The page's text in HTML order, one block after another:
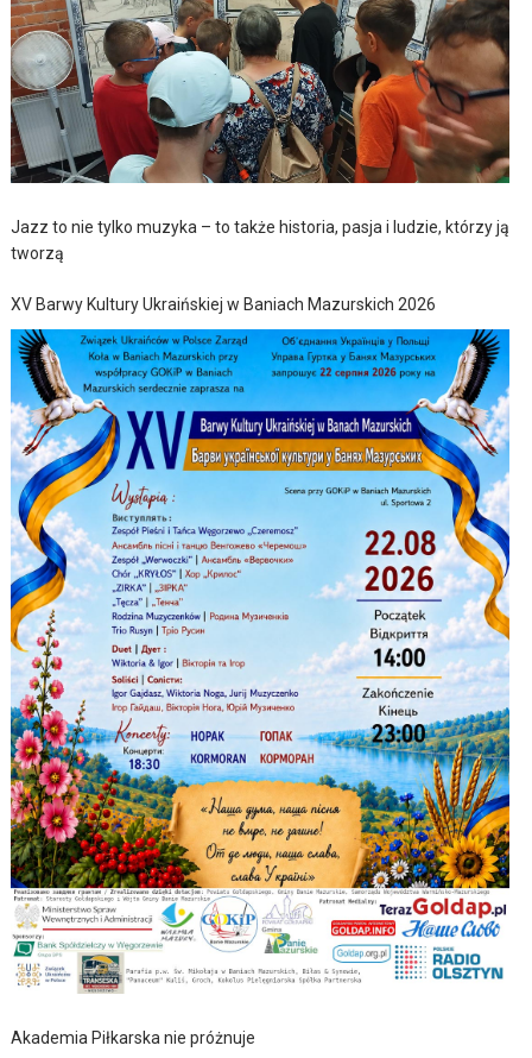
Jazz to nie tylko muzyka – to także historia, pasja i ludzie, którzy ją
tworzą
XV Barwy Kultury Ukraińskiej w Baniach Mazurskich 2026
Akademia Piłkarska nie próżnuje